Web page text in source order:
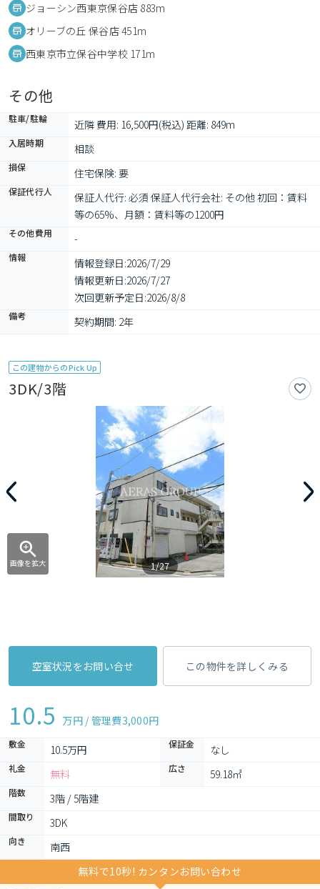
ジョーシン西東京保谷店 883m
オリーブの丘 保谷店 451m
西東京市立保谷中学校 171m
その他
駐車/駐輪 近隣 費用: 16,500円(税込) 距離: 849m
入居時期 相談
損保 住宅保険: 要
保証代行人
保証人代行: 必須 保証人代行会社: その他 初回：賃料
等の65%、月額：賃料等の1200円
その他費用 -
情報 情報登録日:2026/7/29
情報更新日:2026/7/27
次回更新予定日:2026/8/8
備考 契約期間: 2年
この建物からのPick Up
3DK/3階
画像を拡大 1/27
空室状況をお問い合せ この物件を詳しくみる
10.5 万円 / 管理費3,000円
敷金 10.5万円 保証金 なし
礼金 無料 広さ 59.18㎡
階数 3階 / 5階建
間取り 3DK
向き
南西
無料で10秒! カンタンお問い合わせ